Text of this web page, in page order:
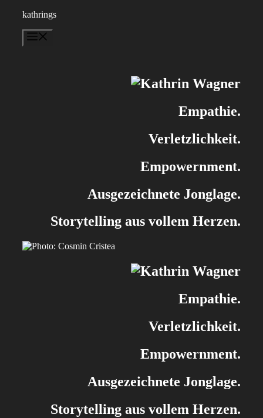
springen
kathrings
Empathie.
Verletzlichkeit.
Empowernment.
Ausgezeichnete Jonglage.
Storytelling aus vollem Herzen.
Empathie.
Verletzlichkeit.
Empowernment.
Ausgezeichnete Jonglage.
Storytelling aus vollem Herzen.